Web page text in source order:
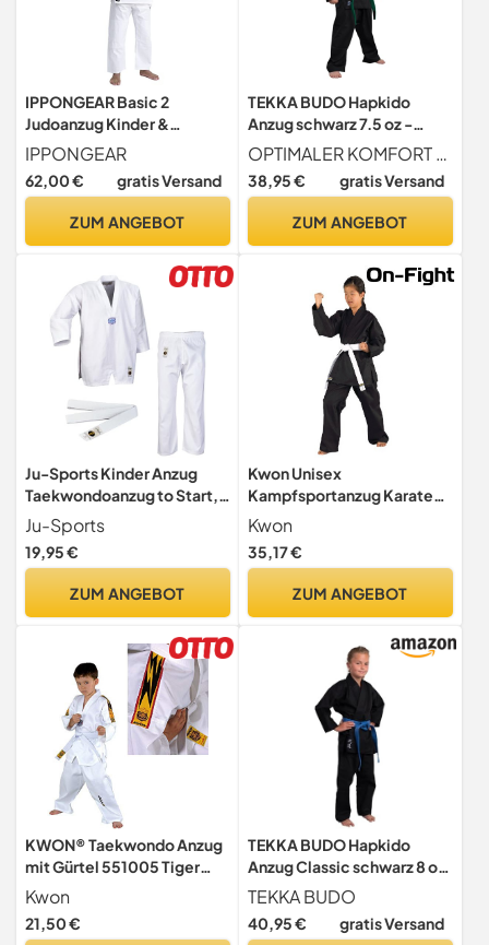
IPPONGEAR Basic 2
Judoanzug Kinder &
Erwachsene - Judogi
Einsteiger Weiß
IPPONGEAR
62,00 € gratis Versand
ZUM ANGEBOT
TEKKA BUDO Hapkido
Anzug schwarz 7.5 oz -
Hapkido Gi Set (Jacke,
Hose mit Gummibund,
weißer Gürtel) Einsteiger
200 cm
OPTIMALER KOMFORT Leichtes 7,5 oz Mischgewebe für maximale Bewegungsfreiheit und Komfort bei den Techniken und Griffen
38,95 € gratis Versand
ZUM ANGEBOT
Ju-Sports Kinder Anzug
Taekwondoanzug to Start,
weiß, 90 cm, 9401090
Ju-Sports
19,95 €
ZUM ANGEBOT
Kwon Unisex
Kampfsportanzug Karatea
Shadow , schwarz, 190 cm
Kwon
35,17 €
ZUM ANGEBOT
KWON® Taekwondo Anzug
mit Gürtel 551005 Tiger
TKD Kinder Kids Junior
Kwon
21,50 €
TEKKA BUDO Hapkido
Anzug Classic schwarz 8 oz
- Hapkido Gi Set (Jacke,
Hose mit Gummibund,
weißer Gürtel) Einsteiger
TEKKA BUDO
40,95 € gratis Versand